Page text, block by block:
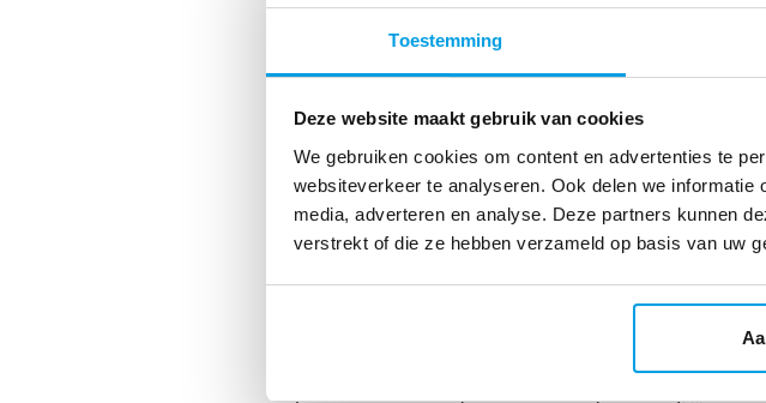
Toestemming
Deze website maakt gebruik van cookies
We gebruiken cookies om content en advertenties te
websiteverkeer te analyseren. Ook delen we
media, adverteren en analyse. Deze partners kunnen
verstrekt of die ze hebben verzameld op basis van uw